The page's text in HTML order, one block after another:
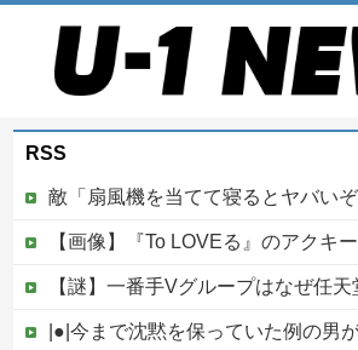
RSS
敵「扇風機を当てて寝るとヤバいぞ！」 ワイ「大丈夫や
【画像】『To LOVEる』のアクキー、不評だ
【謎】一番手Vグループはなぜ任天堂からあそこ
|●|今まで沈黙を保っていた例の男が反高市活動を再開した模様、財務省